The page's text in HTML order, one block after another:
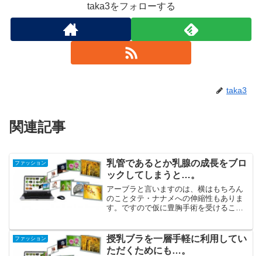
taka3をフォローする
taka3
関連記事
ファッション
乳管であるとか乳腺の成長をブロ
ックしてしまうと…。
アーブラと言いますのは、横はもちろん
のことタテ・ナナメへの伸縮性もありま
す。ですので仮に豊胸手術を受けること
ブラを着ければ体全体の筋肉が引っ張ら
れることになって、姿勢改...
ファッション
授乳ブラを一層手軽に利用してい
ただくためにも…。